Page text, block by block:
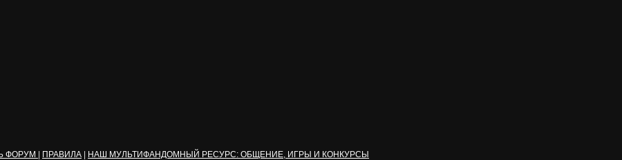
ФОРУМ ПРАВИЛА
НАШ МУЛЬТИФАНДОМНЫЙ РЕСУРС: ОБЩЕНИЕ, ИГРЫ И КОНКУРСЫ